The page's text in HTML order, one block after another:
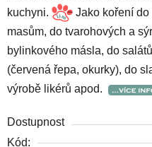
kuchyni.
Jako koření
masům, do tvarohových a
bylinkového másla, do
(červená řepa, okurky), do
výrobě likérů apod.
Dostupnost
Kód: